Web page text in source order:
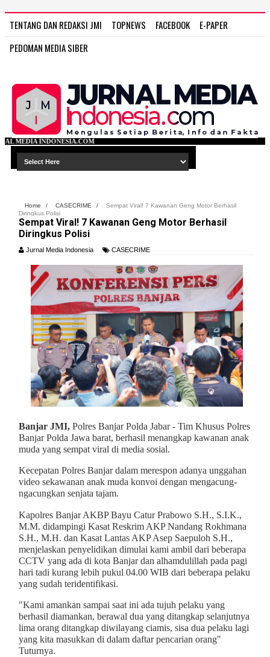
TENTANG DAN REDAKSI JMI TOPNEWS FACEBOOK
E-PAPER
PEDOMAN MEDIA SIBER
Home / CASECRIME /
Sempat Viral! 7 Kawanan Geng Motor Berhasil
Diringkus Polisi
Sempat Viral! 7 Kawanan Geng Motor Berhasil
Diringkus Polisi
Jurnal Media Indonesia CASECRIME
Banjar JMI, Polres Banjar Polda Jabar - Tim Khusus Polres
Banjar Polda Jawa barat, berhasil menangkap kawanan anak
muda yang sempat viral di media sosial.
Kecepatan Polres Banjar dalam merespon adanya unggahan
video sekawanan anak muda konvoi dengan mengacung-
ngacungkan senjata tajam.
Kapolres Banjar AKBP Bayu Catur Prabowo S.H., S.I.K.,
M.M. didampingi Kasat Reskrim AKP Nandang Rokhmana
S.H., M.H. dan Kasat Lantas AKP Asep Saepuloh S.H.,
menjelaskan penyelidikan dimulai kami ambil dari beberapa
CCTV yang ada di kota Banjar dan alhamdulillah pada pagi
hari tadi kurang lebih pukul 04.00 WIB dari beberapa pelaku
yang sudah teridentifikasi.
"Kami amankan sampai saat ini ada tujuh pelaku yang
berhasil diamankan, berawal dua yang ditangkap selanjutnya
lima orang ditangkap diwilayang ciamis, sisa dua pelaku lagi
yang kita masukkan di dalam daftar pencarian orang"
Tuturnya.